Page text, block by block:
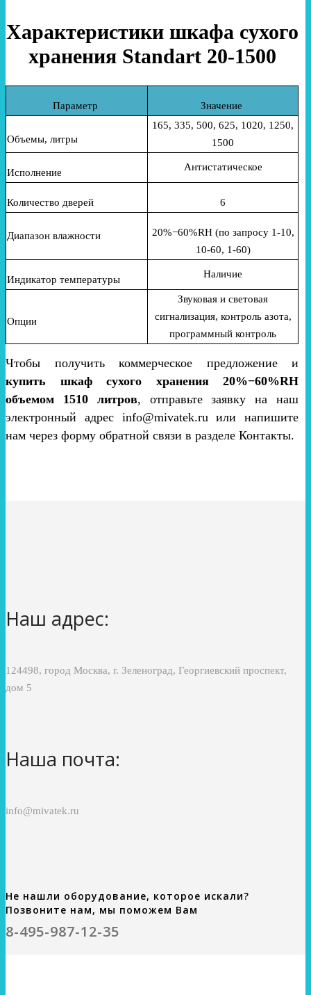
Характеристики шкафа сухого
хранения Standart 20-1500
Параметр Значение
Объемы, литры
165, 335, 500, 625, 1020, 1250,
1500
Исполнение Антистатическое
Количество дверей 6
Диапазон влажности
20%−60%RH (по запросу 1-10,
10-60, 1-60)
Индикатор температуры Наличие
Опции
Звуковая и световая
сигнализация, контроль азота,
программный контроль
Чтобы получить коммерческое предложение и
купить шкаф сухого хранения 20%−60%RH
объемом 1510 литров, отправьте заявку на наш
электронный адрес info@mivatek.ru или напишите
нам через форму обратной связи в разделе Контакты.
Наш адрес:
124498, город Москва, г. Зеленоград, Георгиевский проспект,
дом 5
Наша почта:
info@mivatek.ru
Не нашли оборудование, которое искали?
Позвоните нам, мы поможем Вам
8-495-987-12-35